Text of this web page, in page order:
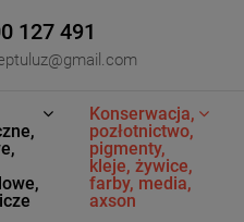
127 491
Konserwacja,
pozłotnictwo,
pigmenty,
kleje, żywice,
farby, media,
axson